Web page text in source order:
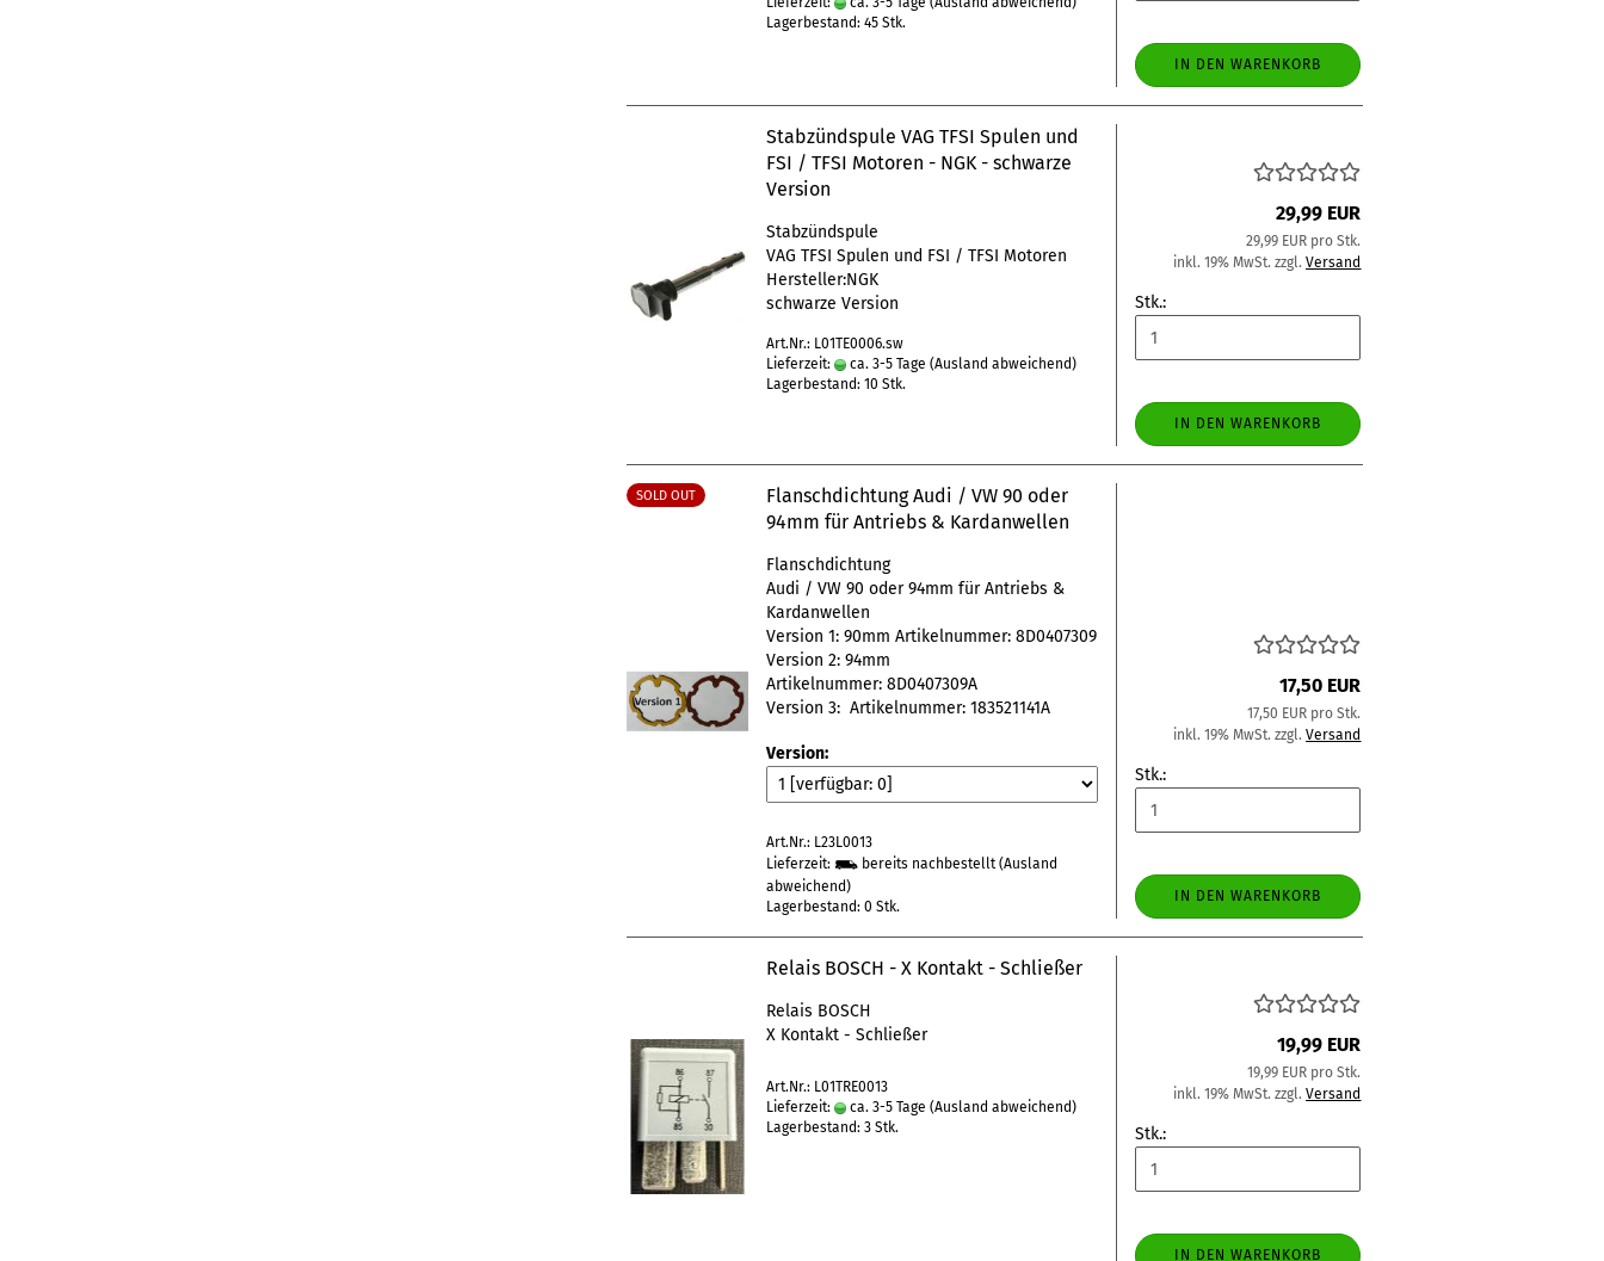
Lagerbestand: 45 Stk.
IN DEN WARENKORB
Stabzündspule VAG TFSI Spulen und
FSI / TFSI Motoren - NGK - schwarze
Version
Stabzündspule
VAG TFSI Spulen und FSI / TFSI Motoren
Hersteller:NGK
schwarze Version
Art.Nr.: L01TE0006.sw
Lieferzeit:
ca. 3-5 Tage (Ausland abweichend)
Lagerbestand: 10 Stk.
29,99 EUR
29,99 EUR pro Stk.
inkl. 19% MwSt. zzgl.Versand
Stk.:
IN DEN WARENKORB
SOLD OUT
Flanschdichtung Audi / VW 90 oder
94mm für Antriebs & Kardanwellen
Flanschdichtung
Audi / VW 90 oder 94mm für Antriebs &
Kardanwellen
Version 1: 90mm Artikelnummer: 8D0407309
Version 2: 94mm
Artikelnummer: 8D0407309A
Version 3: Artikelnummer: 183521141A
Version:
Art.Nr.: L23L0013
Lieferzeit:
bereits nachbestellt (Ausland
abweichend)
Lagerbestand: 0 Stk.
17,50 EUR
17,50 EUR pro Stk.
inkl. 19% MwSt. zzgl.Versand
Stk.:
IN DEN WARENKORB
Relais BOSCH - X Kontakt - Schließer
Relais BOSCH
X Kontakt - Schließer
Art.Nr.: L01TRE0013
Lieferzeit:
ca. 3-5 Tage (Ausland abweichend)
Lagerbestand: 3 Stk.
19,99 EUR
19,99 EUR pro Stk.
inkl. 19% MwSt. zzgl.Versand
Stk.:
IN DEN WARENKORB